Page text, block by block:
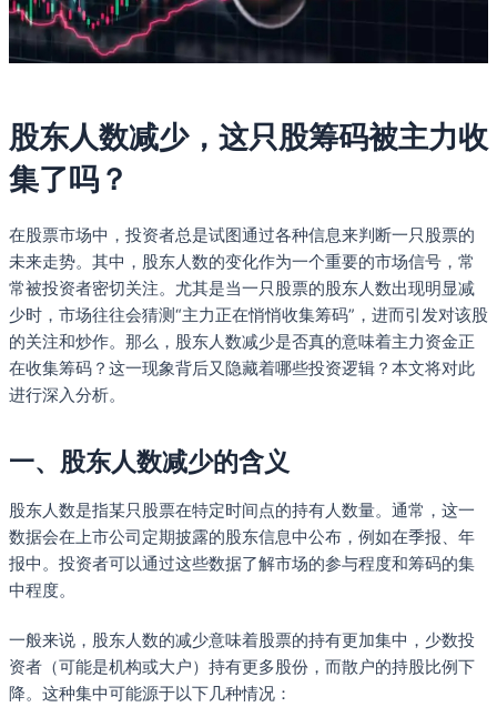
股东人数减少，这只股筹码被主力收
集了吗？
在股票市场中，投资者总是试图通过各种信息来判断一只股票的
未来走势。其中，股东人数的变化作为一个重要的市场信号，常
常被投资者密切关注。尤其是当一只股票的股东人数出现明显减
少时，市场往往会猜测“主力正在悄悄收集筹码”，进而引发对该股
的关注和炒作。那么，股东人数减少是否真的意味着主力资金正
在收集筹码？这一现象背后又隐藏着哪些投资逻辑？本文将对此
进行深入分析。
一、股东人数减少的含义
股东人数是指某只股票在特定时间点的持有人数量。通常，这一
数据会在上市公司定期披露的股东信息中公布，例如在季报、年
报中。投资者可以通过这些数据了解市场的参与程度和筹码的集
中程度。
一般来说，股东人数的减少意味着股票的持有更加集中，少数投
资者（可能是机构或大户）持有更多股份，而散户的持股比例下
降。这种集中可能源于以下几种情况：